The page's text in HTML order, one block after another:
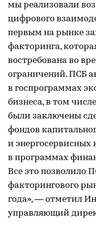
мы реализовали
цифрового
первым на рынке
факторинга,
востребована во
ограничений. ПСБ
в госпрограммах
бизнеса, в том
были заключены
фондов
и энергосервисных
в программах
Все это позволило
факторингового
года», — отметил
управляющий